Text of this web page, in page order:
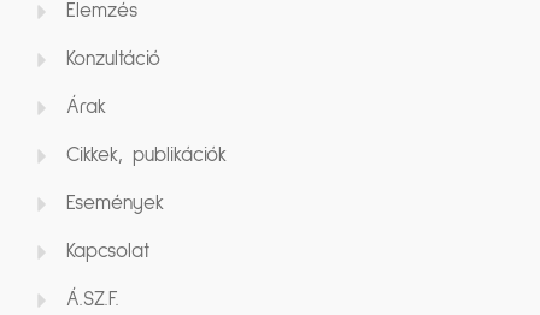
Elemzés
Konzultáció
Árak
Cikkek, publikációk
Események
Kapcsolat
Á.SZ.F.